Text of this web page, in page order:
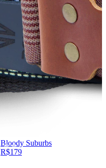
Bloody Suburbs
R$179